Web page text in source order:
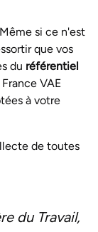
Même si ce n'est
que vos
du référentiel
VAE
à votre
de toutes
du Travail,